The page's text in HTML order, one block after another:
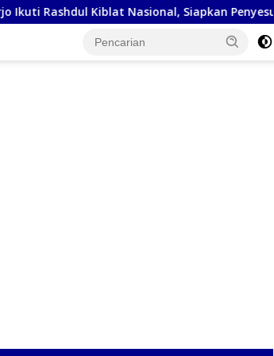
Nasional, Siapkan Penyesuaian Arah Kiblat